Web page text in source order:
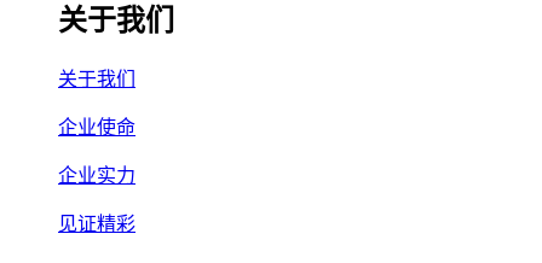
关于我们
关于我们
企业使命
企业实力
见证精彩